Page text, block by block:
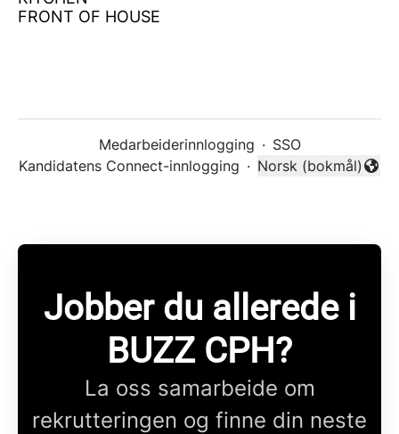
FRONT OF HOUSE
Medarbeiderinnlogging · SSO
Kandidatens Connect-innlogging ·
Endre språk
Norsk (bokmål)
Jobber du allerede i
BUZZ CPH?
La oss samarbeide om
rekrutteringen og finne din neste